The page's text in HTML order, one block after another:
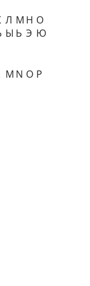
Л М Н О
Ы Ь Э Ю
M N O P